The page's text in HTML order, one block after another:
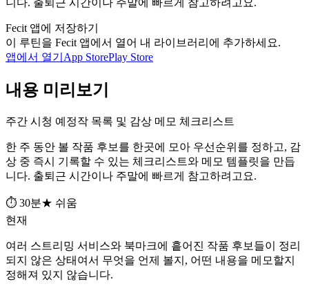
니다. 출퇴근 시간이나 주말에 빠르게 참고하려고요.
Fecit 앱에 저장하기
이 루틴을 Fecit 앱에서 열어 내 라이브러리에 추가하세요.
앱에서 열기 App StorePlay Store
내용 미리보기
주간 시청 예정작 목록 및 감상 메모 체크리스트
한 주 동안 볼 작품 후보를 한곳에 모아 우선순위를 정하고, 감
상 중 즉시 기록할 수 있는 체크리스트와 메모 템플릿을 만듭
니다. 출퇴근 시간이나 주말에 빠르게 참고하려고요.
⏱ 30분★ 쉬움
현재
여러 스트리밍 서비스와 북마크에 흩어진 작품 후보들이 정리
되지 않은 상태여서 무엇을 언제 볼지, 어떤 내용을 메모할지
정해져 있지 않습니다.